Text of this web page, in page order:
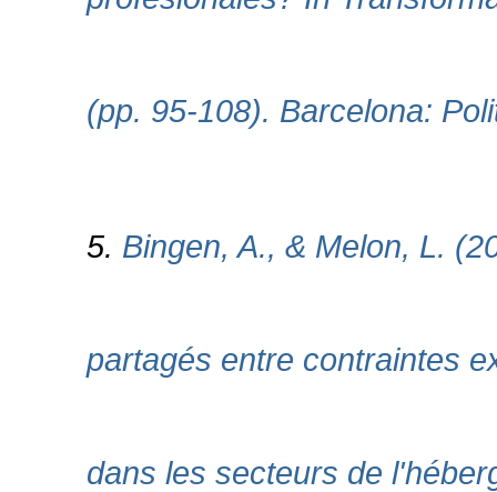
(pp. 95-108). Barcelona:
5. Bingen, A., & Melon, L.
partagés entre contraintes
dans les secteurs de